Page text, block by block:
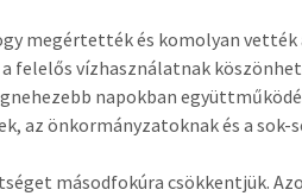
megértették és komolyan
felelős vízhasználatnak
napokban
az önkormányzatoknak és a sok-
másodfokúra csökkentjük.